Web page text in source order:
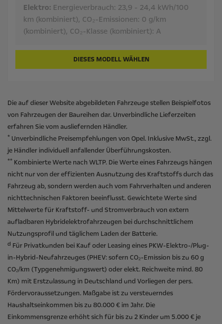
Elektro: Energieverbrauch: 23,9 - 24,4 kWh/100
km (kombiniert), CO₂-Emissionen: 0 g/km
(kombiniert), CO₂-Klasse (kombiniert): A
DIESES MODELL WÄHLEN
Die auf dieser Website abgebildeten Fahrzeuge stellen Beispielfotos
von Fahrzeugen der Baureihen dar. Unverbindliche Lieferzeiten
erfahren Sie vom ausliefernden Händler.
* Unverbindliche Preisempfehlungen von Opel. Inklusive MwSt., zzgl.
je Händler individuell anfallender Überführungskosten.
** Kombinierte Werte nach WLTP. Die Werte eines Fahrzeugs hängen
nicht nur von der effizienten Ausnutzung des Kraftstoffs durch das
Fahrzeug ab, sondern werden auch vom Fahrverhalten und anderen
nichttechnischen Faktoren beeinflusst. Gewichtete Werte sind
Mittelwerte für Kraftstoff- und Stromverbrauch von extern
aufladbaren Hybridelektrofahrzeugen bei durchschnittlichem
Nutzungsprofil und täglichem Laden der Batterie.
d Für Privatkunden bei Kauf oder Leasing eines PKW-Elektro-/Plug-
in-Hybrid-Neufahrzeuges (PHEV: sofern CO₂-Emission bis zu 60 g
CO₂/km (Typgenehmigungswert) oder elekt. Reichweite mind. 80
Km) mit Erstzulassung in Deutschland und Vorliegen der pers.
Fördervoraussetzungen. Maßgabe ist zu versteuerndes
Haushaltseinkommen bis zu 80.000 € im Jahr. Die
Einkommensgrenze erhöht sich für bis zu 2 Kinder um 5.000 € je